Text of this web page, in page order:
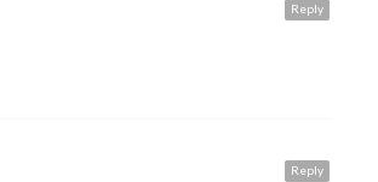
Reply
Reply